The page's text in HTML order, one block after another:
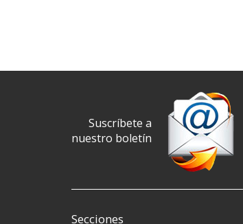
Suscríbete a
nuestro boletín
Secciones